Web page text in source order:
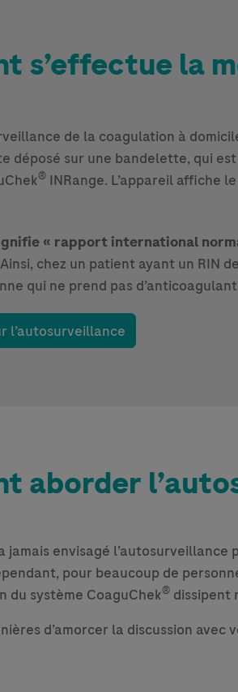
s’effectue la
de la coagulation à
déposé sur une bandelette, qui
® INRange. L’appareil affiche
« rapport international
chez un patient ayant un RIN
qui ne prend pas
l’autosurveillance
aborder
jamais envisagé
pour beaucoup de
du système CoaguChek® dissipent
d’amorcer la discussion avec